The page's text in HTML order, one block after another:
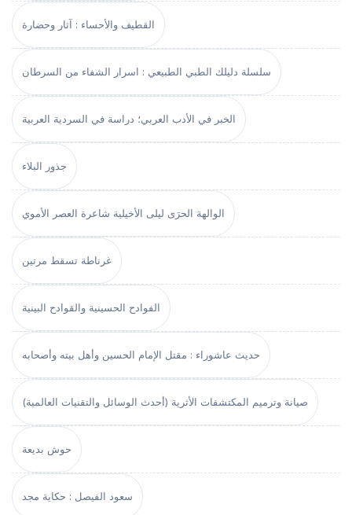
القطيف والأحساء : آثار وحضارة
سلسلة دليلك الطبي الطبيعي : اسرار الشفاء من السرطان
الخبر في الأدب العربي؛ دراسة في السردية العربية
جذور البلاء
الوالهة الحرَى ليلى الأخيلية شاعرة العصر الأموي
غرناطة تسقط مرتين
الفوادح الحسينية والقوادح البينية
حديث عاشوراء : مقتل الإمام الحسين وأهل بيته وأصحابه
صيانة وترميم المكتشفات الأثرية (أحدث الوسائل والتقنيات العالمية)
حوش بديعة
سعود الفيصل : حكاية مجد